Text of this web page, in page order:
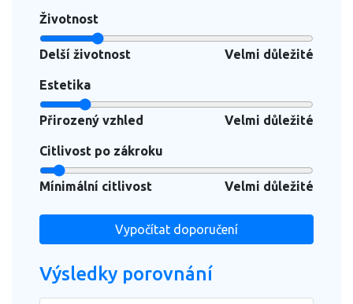
Životnost
Delší životnost Velmi důležité
Estetika
Přirozený vzhled Velmi důležité
Citlivost po zákroku
Mínimální citlivost Velmi důležité
Vypočítat doporučení
Výsledky porovnání